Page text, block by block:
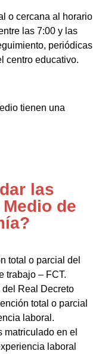
o cercana al horario
las 7:00 y las
periódicas
centro educativo.
tienen una
las
de
total o parcial del
trabajo – FCT.
Real Decreto
total o parcial
laboral.
matriculado en el
laboral